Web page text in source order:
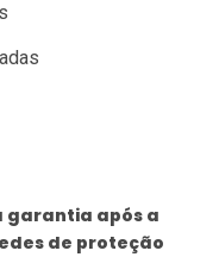
garantia após a
de proteção